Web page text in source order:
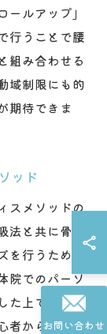
ルアップ」
行うことで腰
組み合わせる
域制限にも的
期待できま
ッド
スメソッドの
と共に骨盤
行うため、
院でのパーソ
た上で、最適
者から上級者
お問い合わせ